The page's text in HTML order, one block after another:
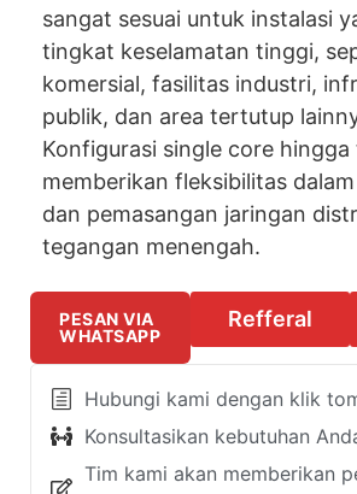
sangat sesuai untuk instalasi
tingkat keselamatan tinggi,
komersial, fasilitas industri,
publik, dan area tertutup
Konfigurasi single core
memberikan fleksibilitas
dan pemasangan jaringan
tegangan menengah.
PESAN VIA
WHATSAPP
Refferal
Hubungi kami dengan klik
Konsultasikan kebutuhan
Tim kami akan memberikan